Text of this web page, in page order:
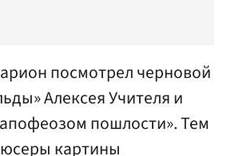
посмотрел черновой
Алексея Учителя и
пошлости». Тем
картины